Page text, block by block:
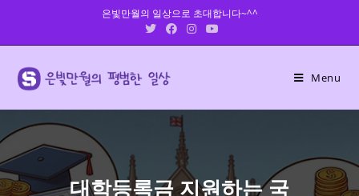
content
은빛만월의 일상으로 초대합니다~^^
Menu
대학등록금 지원하는 국